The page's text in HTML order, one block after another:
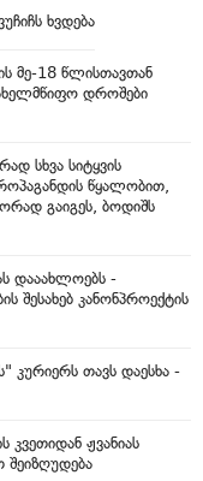
ხვდება
მე-18 წლისთავთან
დროშები
სხვა სიტყვის
წყალობით,
გაიგეს, ბოდიშს
დააახლოებს -
შესახებ კანონპროექტის
თავს დაესხა -
კვეთიდან ჟვანიას